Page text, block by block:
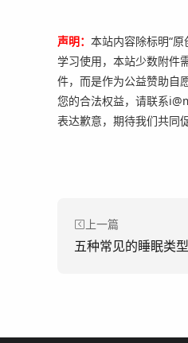
声明： 本站内容除标明“
学习使用，本站少数附件
件，而是作为公益赞助自
您的合法权益，请联系
表达歉意，期待我们共同
上一篇